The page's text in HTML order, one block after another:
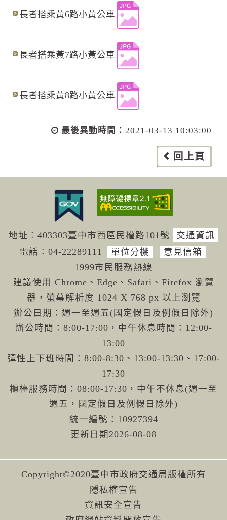
長者搭乘黃6路小黃公車
長者搭乘黃7路小黃公車
長者搭乘黃8路小黃公車
最後異動時間： 2021-03-13 10:03:00
回上頁
地址︰403303臺中市西區民權路101號
交通資訊
電話︰04-22289111 單位分機
意見信箱
1999市民服務熱線
建議使用 Chrome、Edge、Safari、Firefox 瀏覽
器，螢幕解析度 1024 X 768 px 以上瀏覽
辦公日期：週一至週五(國定假日及例假日除外)
辦公時間：8:00-17:00，中午休息時間：12:00-
13:00
彈性上下班時間：8:00-8:30、13:00-13:30、17:00-
17:30
櫃檯服務時間：08:00-17:30，中午不休息(週一至
週五，國定假日及例假日除外)
統一編號：10927394
更新日期 2026-08-08
Copyright©2020臺中市政府交通局版權所有
隱私權宣告
資訊安全宣告